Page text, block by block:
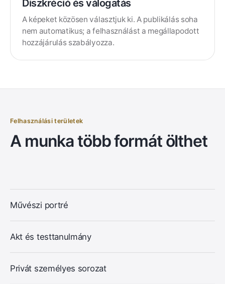
Diszkréció és válogatás
A képeket közösen választjuk ki. A publikálás soha
nem automatikus; a felhasználást a megállapodott
hozzájárulás szabályozza.
Felhasználási területek
A munka több formát ölthet
Művészi portré
Akt és testtanulmány
Privát személyes sorozat